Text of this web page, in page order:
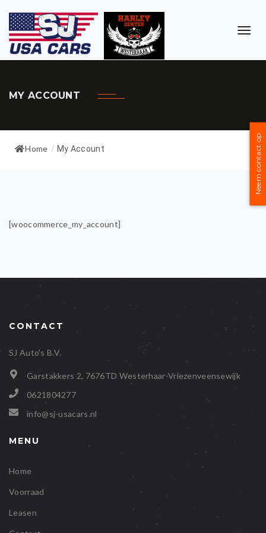
MY ACCOUNT
Home / My Account
[woocommerce_my_account]
CONTACT
SJ Auto's B.V.
Garstakkers 2, 7676TD Westerhaar-Vriezenveensewijk
0621804277
info@sj-usacars.nl
MENU
Home
Voorraad
Leasen
Neem contact op